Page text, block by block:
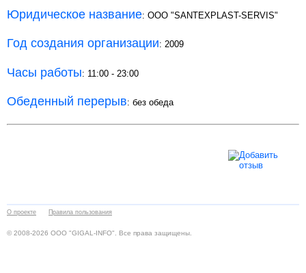
Юридическое название: ООО "SANTEXPLAST-SERVIS"
Год создания организации: 2009
Часы работы: 11:00 - 23:00
Обеденный перерыв: без обеда
О проекте Правила пользования
© 2008-2026 ООО "GIGAL-INFO". Все права защищены.